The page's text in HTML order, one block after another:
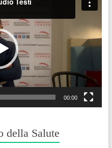
00:00
della Salute